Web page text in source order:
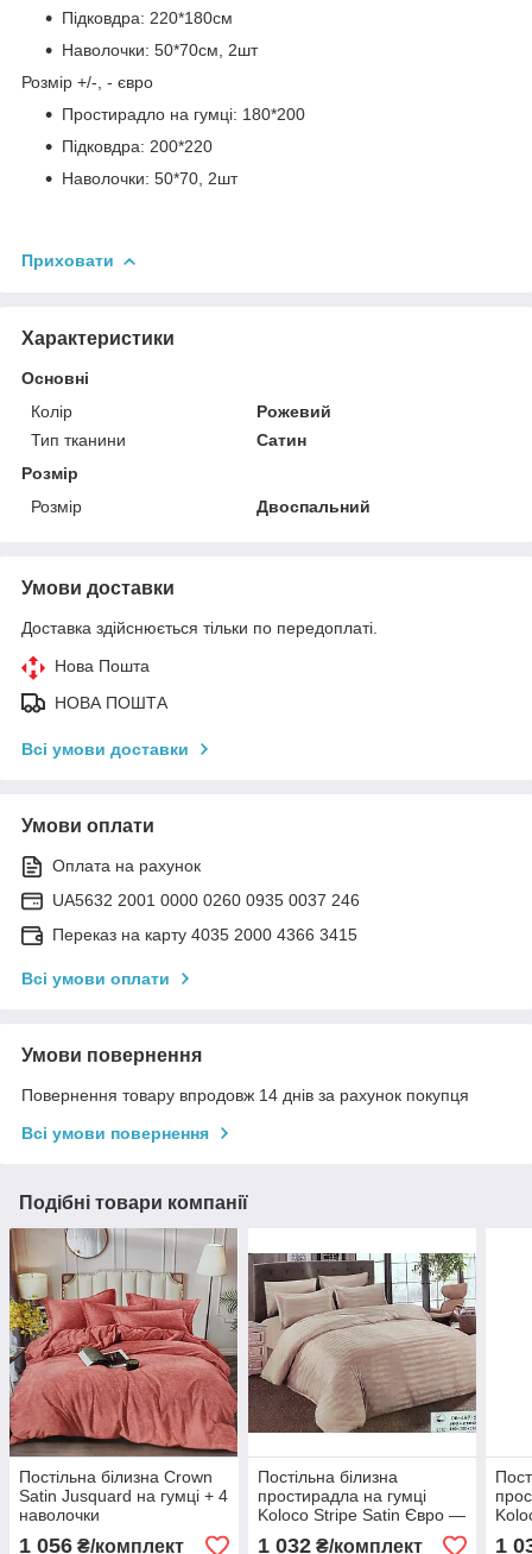
Підковдра: 220*180см
Наволочки: 50*70см, 2шт
Розмір +/-, - євро
Простирадло на гумці: 180*200
Підковдра: 200*220
Наволочки: 50*70, 2шт
Приховати
Характеристики
Основні
Колір
Рожевий
Тип тканини
Сатин
Розмір
Розмір
Двоспальний
Умови доставки
Доставка здійснюється тільки по передоплаті.
Нова Пошта
НОВА ПОШТА
Всі умови доставки
Умови оплати
Оплата на рахунок
UA5632 2001 0000 0260 0935 0037 246
Переказ на карту 4035 2000 4366 3415
Всі умови оплати
Умови повернення
Повернення товару впродовж 14 днів за рахунок покупця
Всі умови повернення
Подібні товари компанії
Постільна білизна Crown
Satin Jusquard на гумці + 4
наволочки
1 056 ₴/комплект
Постільна білизна
простирадла на гумці
Koloco Stripe Satin Євро —
Світлий беж
1 032₴/комплект 1